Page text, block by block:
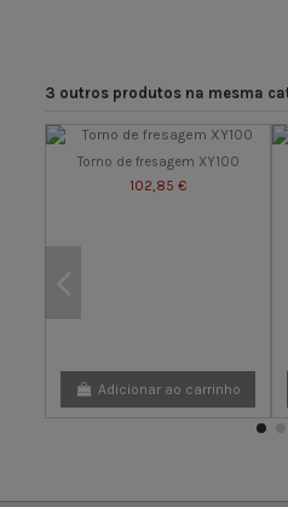
3 outros produtos na mesma
Torno de fresagem XY100
102,85 €
Adicionar ao carrinho